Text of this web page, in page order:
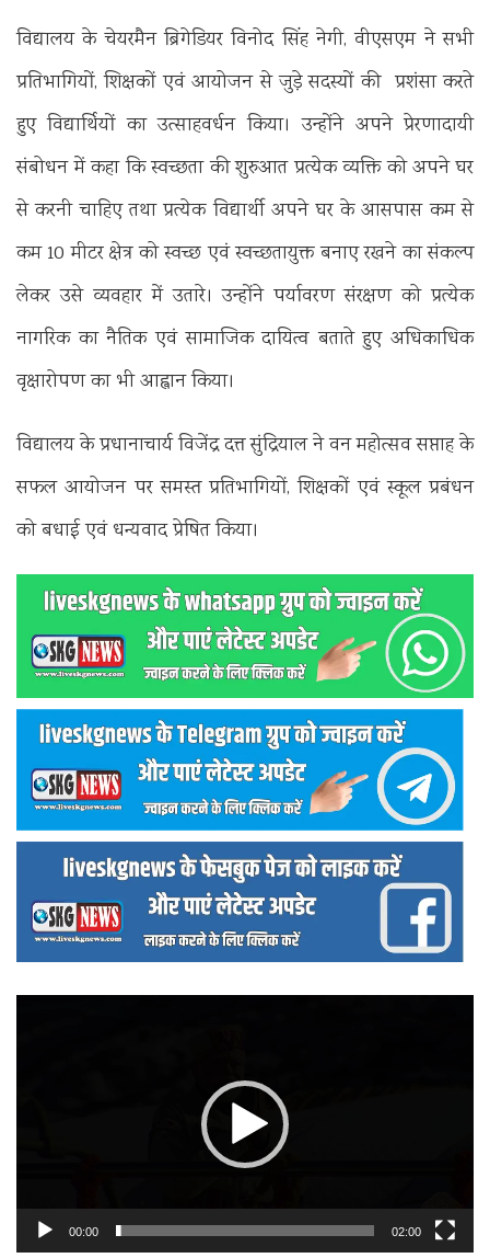
विद्यालय के चेयरमैन ब्रिगेडियर विनोद सिंह नेगी, वीएसएम ने सभी
प्रतिभागियों, शिक्षकों एवं आयोजन से जुड़े सदस्यों की प्रशंसा करते
हुए विद्यार्थियों का उत्साहवर्धन किया। उन्होंने अपने प्रेरणादायी
संबोधन में कहा कि स्वच्छता की शुरुआत प्रत्येक व्यक्ति को अपने घर
से करनी चाहिए तथा प्रत्येक विद्यार्थी अपने घर के आसपास कम से
कम 10 मीटर क्षेत्र को स्वच्छ एवं स्वच्छतायुक्त बनाए रखने का संकल्प
लेकर उसे व्यवहार में उतारे। उन्होंने पर्यावरण संरक्षण को प्रत्येक
नागरिक का नैतिक एवं सामाजिक दायित्व बताते हुए अधिकाधिक
वृक्षारोपण का भी आह्वान किया।
विद्यालय के प्रधानाचार्य विजेंद्र दत्त सुंद्रियाल ने वन महोत्सव सप्ताह के
सफल आयोजन पर समस्त प्रतिभागियों, शिक्षकों एवं स्कूल प्रबंधन
को बधाई एवं धन्यवाद प्रेषित किया।
00:00 02:00